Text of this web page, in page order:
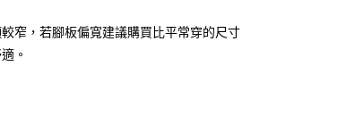
窄，若腳板偏寬建議購買比平常穿的尺寸
。